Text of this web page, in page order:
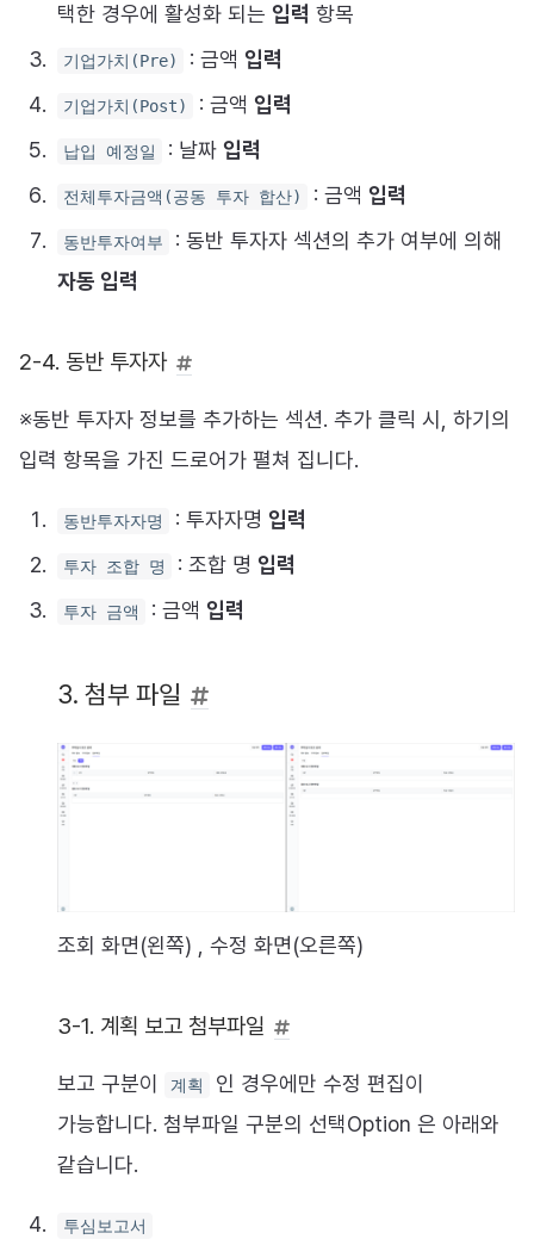
택한 경우에 활성화 되는 입력 항목
기업가치(Pre) : 금액 입력
기업가치(Post) : 금액 입력
납입 예정일 : 날짜 입력
전체투자금액(공동 투자 합산) : 금액 입력
동반투자여부
: 동반 투자자 섹션의 추가 여부에 의해
자동 입력
2-4. 동반 투자자
※동반 투자자 정보를 추가하는 섹션. 추가 클릭 시, 하기의
입력 항목을 가진 드로어가 펼쳐 집니다.
동반투자자명 : 투자자명 입력
투자 조합 명 : 조합 명 입력
투자 금액 : 금액 입력
3. 첨부 파일
조회 화면(왼쪽) , 수정 화면(오른쪽)
3-1. 계획 보고 첨부파일
보고 구분이 계획
인 경우에만 수정 편집이
가능합니다. 첨부파일 구분의 선택Option 은 아래와
같습니다.
투심보고서